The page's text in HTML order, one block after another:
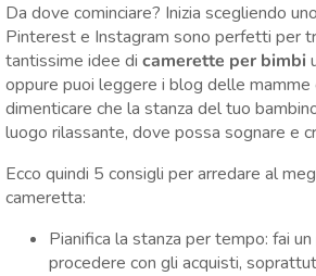
Da dove cominciare? Inizia scegliendo
Pinterest e Instagram sono perfetti per
tantissime idee di camerette per bimbi
oppure puoi leggere i blog delle mamme
dimenticare che la stanza del tuo
luogo rilassante, dove possa sognare e
Ecco quindi 5 consigli per arredare al
cameretta:
Pianifica la stanza per tempo: fai
procedere con gli acquisti,